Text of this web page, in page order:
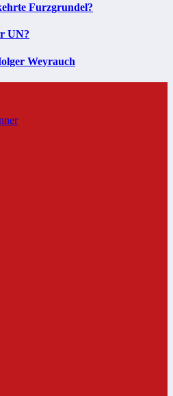
Furzgrundel?
UN?
Weyrauch